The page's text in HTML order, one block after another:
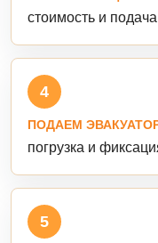
стоимость и
4
ПОДАЕМ
погрузка и
5